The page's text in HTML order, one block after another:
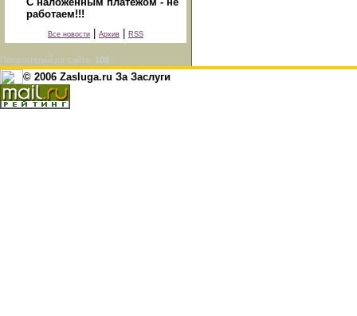
работаем!!!
Все новости Архив RSS
Посетителей на сайте: 108
© 2006 Zasluga.ru За Заслуги